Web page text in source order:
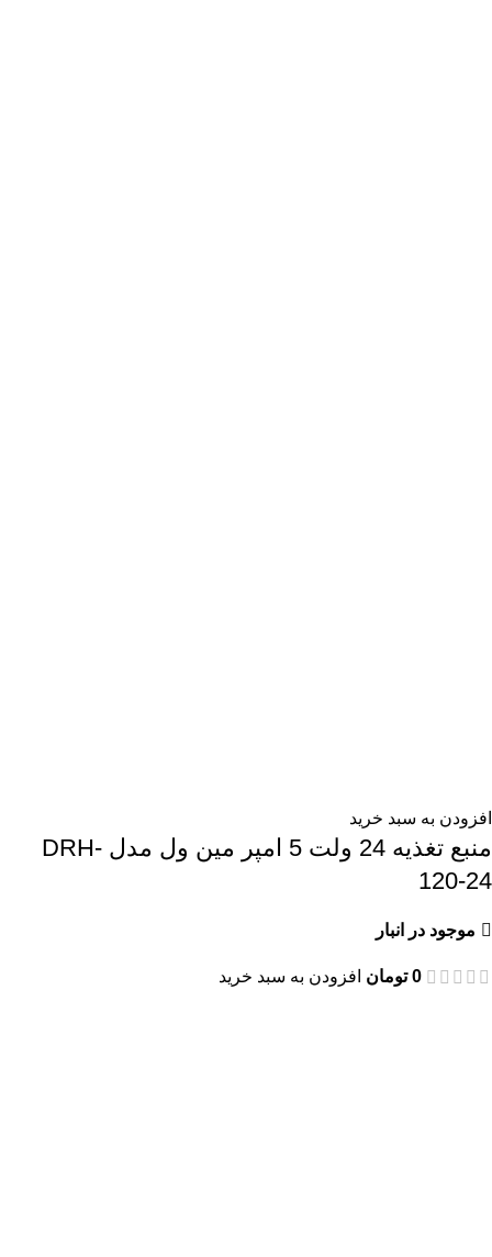
افزودن به سبد خرید
منبع تغذیه 24 ولت 5 امپر مین ول مدل DRH-
120-24
موجود در انبار
0 تومان افزودن به سبد خرید